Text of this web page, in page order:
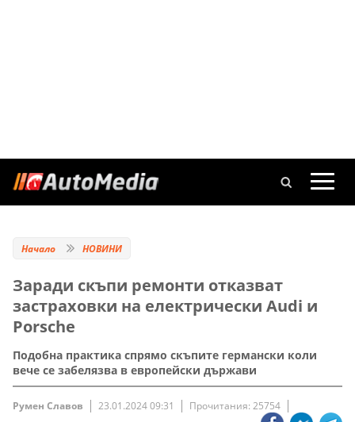
Начало НОВИНИ
Заради скъпи ремонти отказват
застраховки на електрически Audi и
Porsche
Подобна практика спрямо скъпите германски коли
вече се забелязва в европейски държави
Румен Славов 23.01.2024 09:31 Прочитания: 25754